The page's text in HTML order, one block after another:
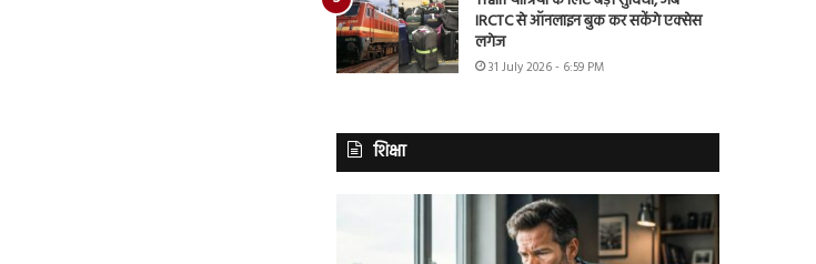
IRCTC से ऑनलाइन बुक कर सकेंगे एक्सेस
लगेज
31 July 2026 - 6:59 PM
शिक्षा